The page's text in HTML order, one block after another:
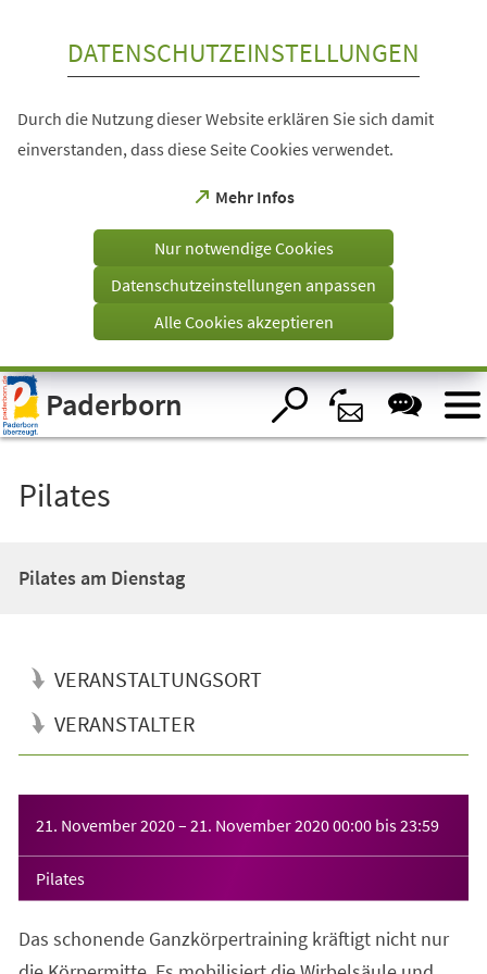
Visuelle
Assistenzsoftware
öffnen.
DATENSCHUTZEINSTELLUNGEN
Durch die Nutzung dieser Website erklären Sie sich damit
einverstanden, dass diese Seite Cookies verwendet.
Mehr Infos
(Öffnet
einem
Tab)
Nur notwendige Cookies
Datenschutzeinstellungen anpassen
Alle Cookies akzeptieren
Paderborn
Pilates
Pilates am Dienstag
VERANSTALTUNGSORT
VERANSTALTER
21. November 2020– 21. November 202000:00 bis23:59
Pilates
Das schonende Ganzkörpertraining kräftigt nicht nur